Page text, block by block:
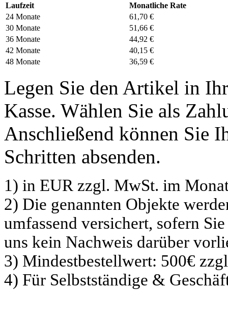
Laufzeit
Monatliche Rate
24 Monate
61,70 €
30 Monate
51,66 €
36 Monate
44,92 €
42 Monate
40,15 €
48 Monate
36,59 €
Legen Sie den Artikel in
Kasse. Wählen Sie als
Anschließend können Sie
Schritten absenden.
1) in EUR zzgl. MwSt. im
2) Die genannten Objekte
umfassend versichert, sofern
uns kein Nachweis darüber
3) Mindestbestellwert: 500€
4) Für Selbstständige &